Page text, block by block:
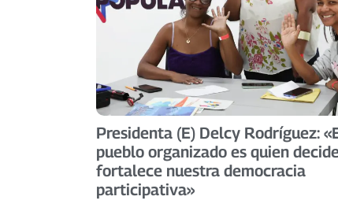
Presidenta (E) Delcy Rodríguez:
pueblo organizado es quien
fortalece nuestra democracia
participativa»